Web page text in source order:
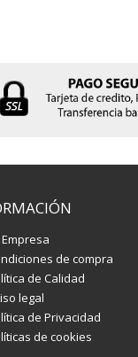
de compra
de Calidad
legal
de Privacidad
de cookies